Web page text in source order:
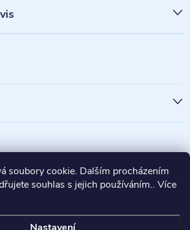
soubory cookie. Dalším procházením
souhlas s jejich používáním.. Více